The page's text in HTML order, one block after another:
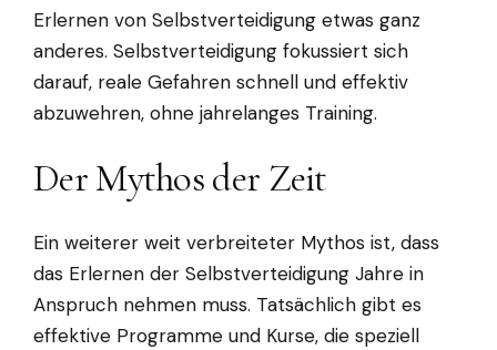
Erlernen von Selbstverteidigung etwas ganz
anderes. Selbstverteidigung fokussiert sich
darauf, reale Gefahren schnell und effektiv
abzuwehren, ohne jahrelanges Training.
Der Mythos der Zeit
Ein weiterer weit verbreiteter Mythos ist, dass
das Erlernen der Selbstverteidigung Jahre in
Anspruch nehmen muss. Tatsächlich gibt es
effektive Programme und Kurse, die speziell